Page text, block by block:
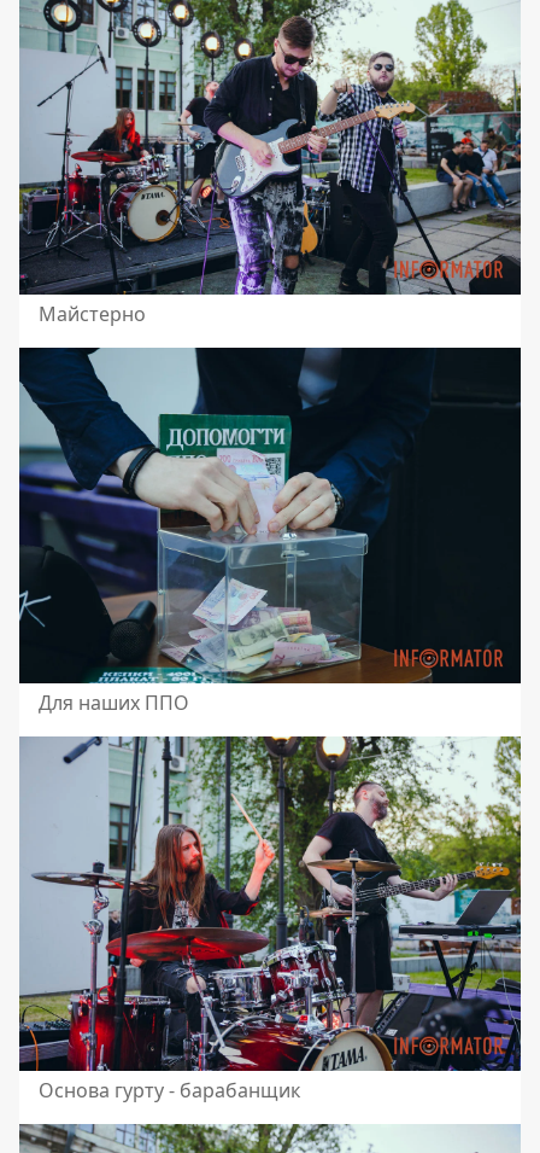
Майстерно
Для наших ППО
Основа гурту - барабанщик